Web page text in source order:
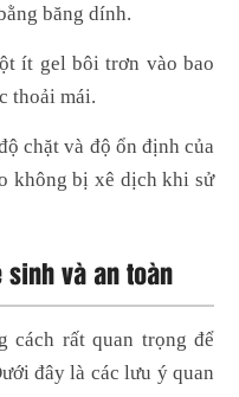
băng dính.
ít gel bôi trơn vào bao
thoải mái.
chặt và độ ổn định của
không bị xê dịch khi sử
và an toàn
cách rất quan trọng để
đây là các lưu ý quan